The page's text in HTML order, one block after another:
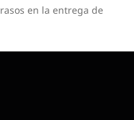
en la entrega de